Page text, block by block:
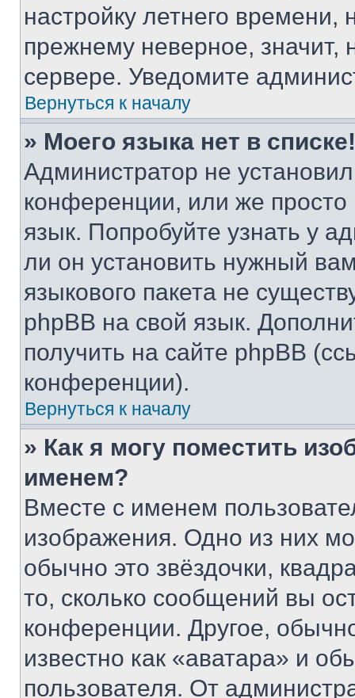
настройку летнего
прежнему неверное, значит,
сервере. Уведомите
Вернуться к началу
» Моего языка нет в списке!
Администратор не
конференции, или же
язык. Попробуйте узнать у
ли он установить нужный
языкового пакета не
phpBB на свой язык.
получить на сайте phpBB
конференции).
Вернуться к началу
» Как я могу поместить
именем?
Вместе с именем
изображения. Одно из них
обычно это звёздочки,
то, сколько сообщений вы
конференции. Другое,
известно как «аватара» и
пользователя. От